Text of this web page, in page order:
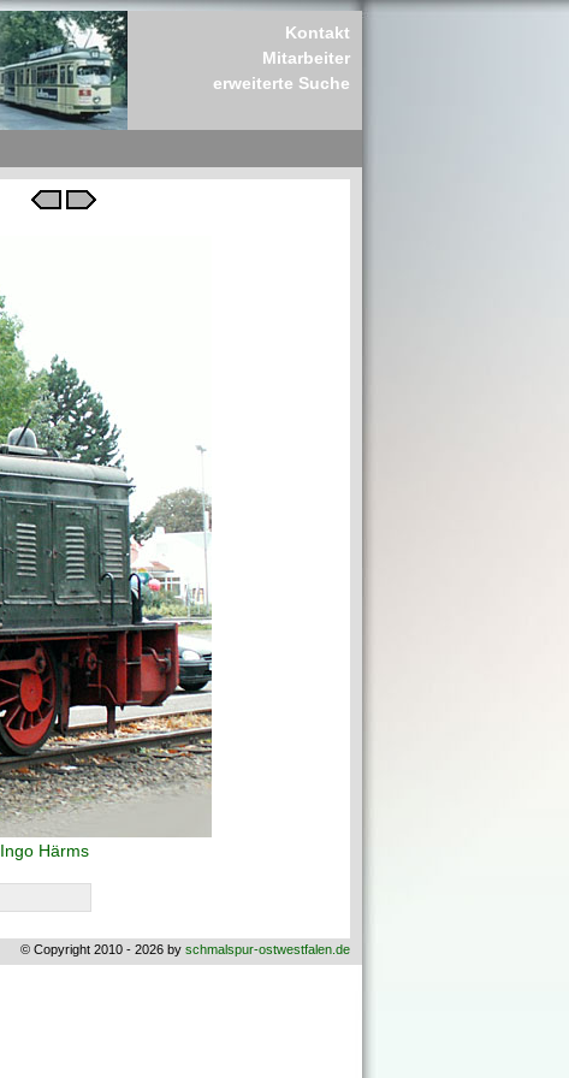
Kontakt
Mitarbeiter
erweiterte Suche
Ingo Härms
© Copyright 2010 - 2026 by schmalspur-ostwestfalen.de